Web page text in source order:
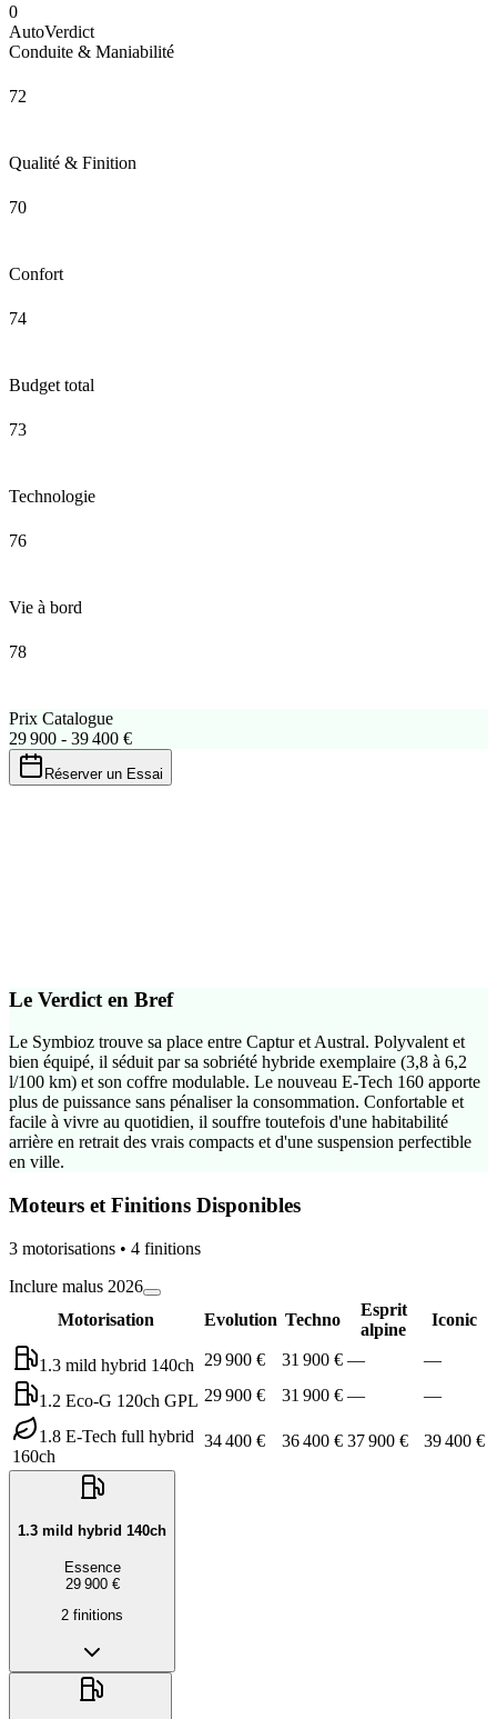
0
AutoVerdict
Conduite & Maniabilité
72
Qualité & Finition
70
Confort
74
Budget total
73
Technologie
76
Vie à bord
78
Prix Catalogue
29 900 - 39 400 €
Réserver un Essai
Le Verdict en Bref
Le Symbioz trouve sa place entre Captur et Austral. Polyvalent et
bien équipé, il séduit par sa sobriété hybride exemplaire (3,8 à 6,2
l/100 km) et son coffre modulable. Le nouveau E-Tech 160 apporte
plus de puissance sans pénaliser la consommation. Confortable et
facile à vivre au quotidien, il souffre toutefois d'une habitabilité
arrière en retrait des vrais compacts et d'une suspension perfectible
en ville.
Moteurs et Finitions Disponibles
3 motorisations • 4 finitions
Inclure malus 2026
Motorisation
Evolution Techno
Esprit
alpine
Iconic
1.3 mild hybrid 140ch 29 900 € 31 900 € — —
1.2 Eco-G 120ch GPL 29 900 € 31 900 € — —
1.8 E-Tech full hybrid
160ch
34 400 € 36 400 € 37 900 € 39 400 €
1.3 mild hybrid 140ch
Essence
29 900 €
2 finitions